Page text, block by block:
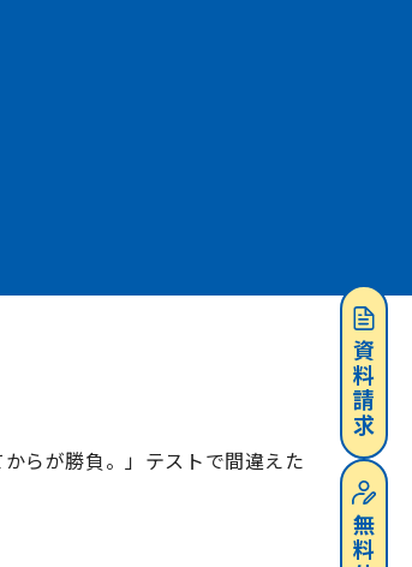
資料請求
らが勝負。」テストで間違えた